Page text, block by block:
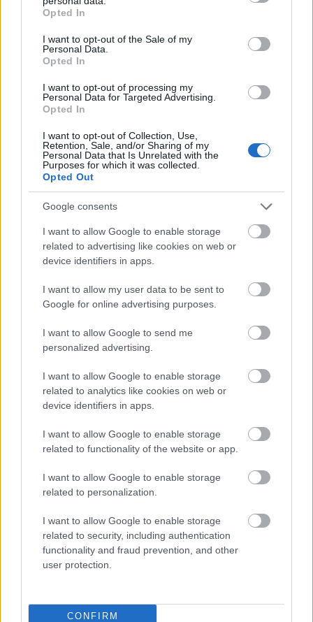
grant or deny consent to Google and its third-party tags to
use your data for below specified purposes in below Google
consent section.
Opted In
I want to opt-out of the Sale of my
Personal Data.
Opted In
I want to opt-out of processing my
Personal Data for Targeted Advertising.
Opted In
I want to opt-out of Collection, Use,
Retention, Sale, and/or Sharing of my
Personal Data that Is Unrelated with the
Purposes for which it was collected.
Opted Out
Google consents
I want to allow Google to enable storage
related to advertising like cookies on web or
device identifiers in apps.
I want to allow my user data to be sent to
Google for online advertising purposes.
I want to allow Google to send me
personalized advertising.
I want to allow Google to enable storage
related to analytics like cookies on web or
device identifiers in apps.
I want to allow Google to enable storage
related to functionality of the website or app.
I want to allow Google to enable storage
related to personalization.
I want to allow Google to enable storage
related to security, including authentication
functionality and fraud prevention, and other
user protection.
CONFIRM
Szavai szerint a fotóhónap jelentős helyszíne
lett Debrecen, ahol Máthé András képeit
november 16-ig tekinthetik meg az
érdeklődők, de a helyi fotóklub további két
programmal - egy kiállítással és a debreceni
fotográfia értékeiről rendezett
beszélgetéssel - is hozzájárul a
rendezvénysorozat sikeréhez.
Forrás: MTI
Debrecen Kiállítás Képző
A SZTÁROK FOTÓSA, A VÁROS FIA – SZIPÁL
MÁRTON ELŐTT TISZTELEG DEBRECEN
AZ EMBERSÉG ÜNNEPE